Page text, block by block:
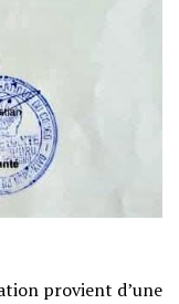
provient d’une